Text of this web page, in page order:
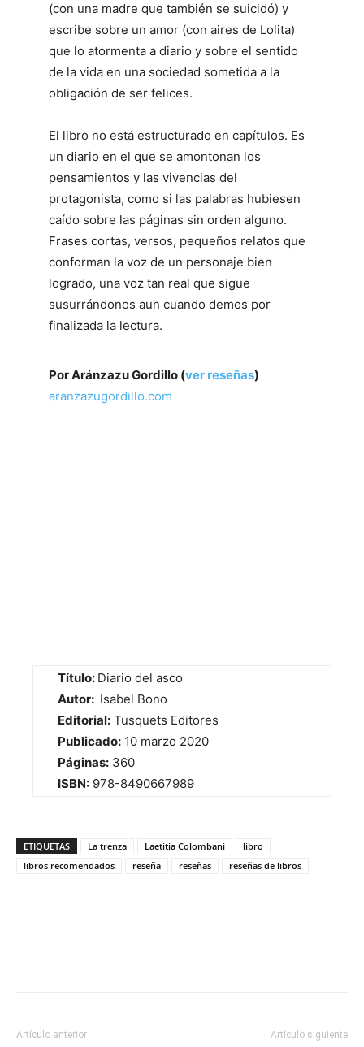
(con una madre que también se suicidó) y
escribe sobre un amor (con aires de Lolita)
que lo atormenta a diario y sobre el sentido
de la vida en una sociedad sometida a la
obligación de ser felices.
El libro no está estructurado en capítulos. Es
un diario en el que se amontonan los
pensamientos y las vivencias del
protagonista, como si las palabras hubiesen
caído sobre las páginas sin orden alguno.
Frases cortas, versos, pequeños relatos que
conforman la voz de un personaje bien
logrado, una voz tan real que sigue
susurrándonos aun cuando demos por
finalizada la lectura.
Por Aránzazu Gordillo (ver reseñas)
aranzazugordillo.com
Título: Diario del asco
Autor: Isabel Bono
Editorial: Tusquets Editores
Publicado: 10 marzo 2020
Páginas: 360
ISBN: 978-8490667989
ETIQUETAS La trenza Laetitia Colombani
libro
libros recomendados
reseña reseñas reseñas de libros
Artículo anterior Artículo siguiente